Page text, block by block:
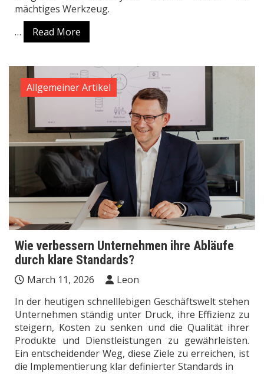
mächtiges Werkzeug.
…
Read More
Allgemeiner Artikel
Wie verbessern Unternehmen ihre Abläufe
durch klare Standards?
March 11, 2026
Leon
In der heutigen schnelllebigen Geschäftswelt stehen
Unternehmen ständig unter Druck, ihre Effizienz zu
steigern, Kosten zu senken und die Qualität ihrer
Produkte und Dienstleistungen zu gewährleisten.
Ein entscheidender Weg, diese Ziele zu erreichen, ist
die Implementierung klar definierter Standards in